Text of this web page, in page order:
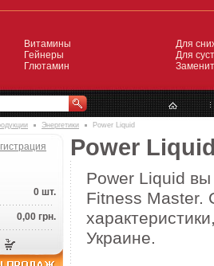
Витамины
Гейнеры
Глютамин
Для
Для
Энергетики Power Liquid
0 шт.
0,00 грн.
Power
Power Liquid вы
Fitness Master.
Украине.